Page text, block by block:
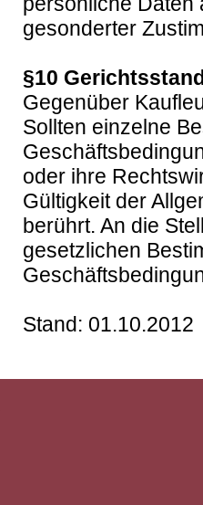
gesonderter
§10
Gegenüber
Sollten einzelne
oder ihre
Gültigkeit der
berührt. An die
gesetzlichen
Stand: 01.10.2012